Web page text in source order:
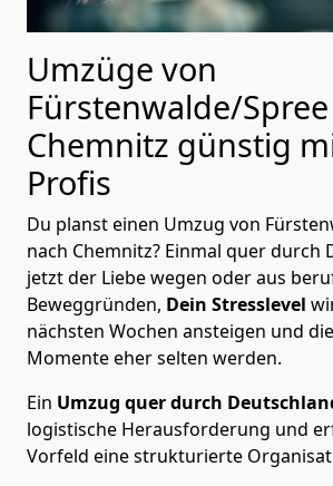
Umzüge von
Fürstenwalde/
Chemnitz günstig
Profis
Du planst einen Umzug von
nach Chemnitz? Einmal quer durch
jetzt der Liebe wegen oder aus
Beweggründen, Dein Stresslevel
nächsten Wochen ansteigen und
Momente eher selten werden.
Ein Umzug quer durch
logistische Herausforderung und
Vorfeld eine strukturierte